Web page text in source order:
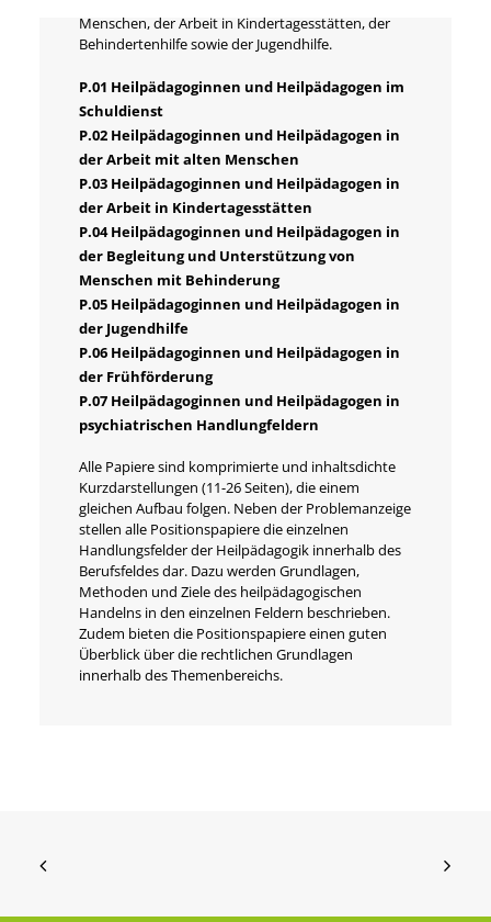
Menschen, der Arbeit in Kindertagesstätten, der
Behindertenhilfe sowie der Jugendhilfe.
P.01 Heilpädagoginnen und Heilpädagogen im
Schuldienst
P.02 Heilpädagoginnen und Heilpädagogen in
der Arbeit mit alten Menschen
P.03 Heilpädagoginnen und Heilpädagogen in
der Arbeit in Kindertagesstätten
P.04 Heilpädagoginnen und Heilpädagogen in
der Begleitung und Unterstützung von
Menschen mit Behinderung
P.05 Heilpädagoginnen und Heilpädagogen in
der Jugendhilfe
P.06 Heilpädagoginnen und Heilpädagogen in
der Frühförderung
P.07 Heilpädagoginnen und Heilpädagogen in
psychiatrischen Handlungfeldern
Alle Papiere sind komprimierte und inhaltsdichte
Kurzdarstellungen (11-26 Seiten), die einem
gleichen Aufbau folgen. Neben der Problemanzeige
stellen alle Positionspapiere die einzelnen
Handlungsfelder der Heilpädagogik innerhalb des
Berufsfeldes dar. Dazu werden Grundlagen,
Methoden und Ziele des heilpädagogischen
Handelns in den einzelnen Feldern beschrieben.
Zudem bieten die Positionspapiere einen guten
Überblick über die rechtlichen Grundlagen
innerhalb des Themenbereichs.